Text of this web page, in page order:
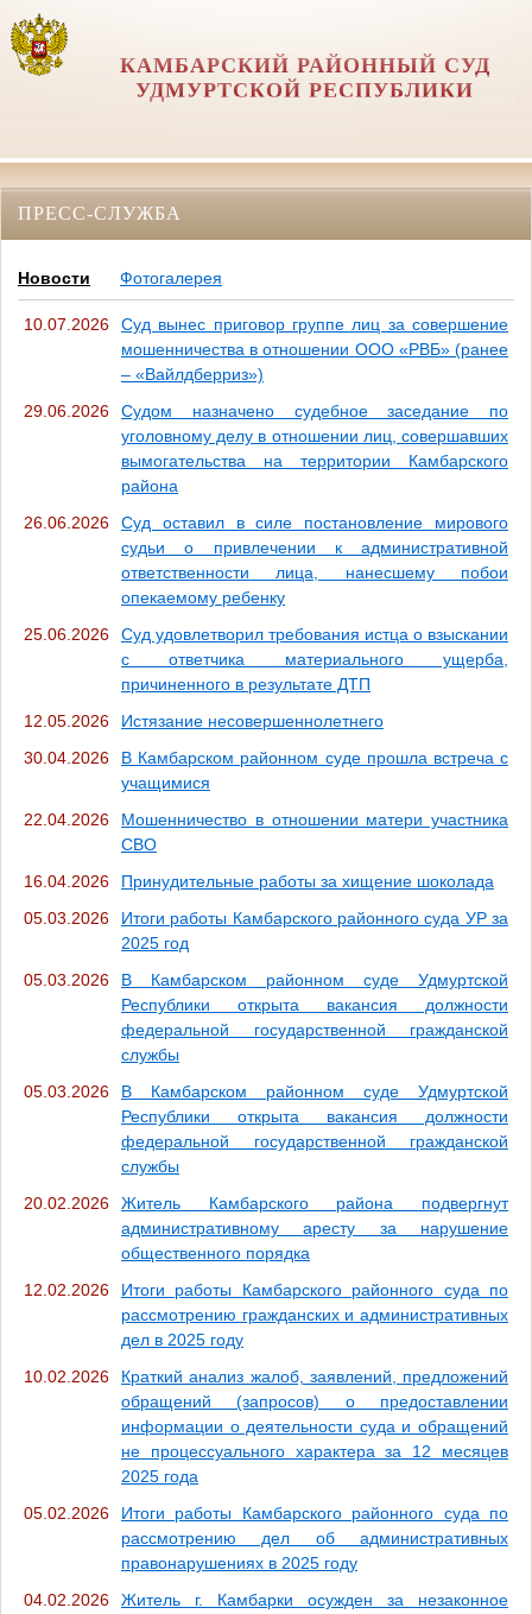
КАМБАРСКИЙ РАЙОННЫЙ СУД
УДМУРТСКОЙ РЕСПУБЛИКИ
ПРЕСС-СЛУЖБА
Новости Фотогалерея
10.07.2026
Суд вынес приговор группе лиц за совершение
мошенничества в отношении ООО «РВБ» (ранее
– «Вайлдберриз»)
29.06.2026
Судом назначено судебное заседание по
уголовному делу в отношении лиц, совершавших
вымогательства на территории Камбарского
района
26.06.2026
Суд оставил в силе постановление мирового
судьи о привлечении к административной
ответственности лица, нанесшему побои
опекаемому ребенку
25.06.2026
Суд удовлетворил требования истца о взыскании
с ответчика материального ущерба,
причиненного в результате ДТП
12.05.2026
Истязание несовершеннолетнего
30.04.2026
В Камбарском районном суде прошла встреча с
учащимися
22.04.2026
Мошенничество в отношении матери участника
СВО
16.04.2026
Принудительные работы за хищение шоколада
05.03.2026
Итоги работы Камбарского районного суда УР за
2025 год
05.03.2026
В Камбарском районном суде Удмуртской
Республики открыта вакансия должности
федеральной государственной гражданской
службы
05.03.2026
В Камбарском районном суде Удмуртской
Республики открыта вакансия должности
федеральной государственной гражданской
службы
20.02.2026
Житель Камбарского района подвергнут
административному аресту за нарушение
общественного порядка
12.02.2026
Итоги работы Камбарского районного суда по
рассмотрению гражданских и административных
дел в 2025 году
10.02.2026
Краткий анализ жалоб, заявлений, предложений
обращений (запросов) о предоставлении
информации о деятельности суда и обращений
не процессуального характера за 12 месяцев
2025 года
05.02.2026
Итоги работы Камбарского районного суда по
рассмотрению дел об административных
правонарушениях в 2025 году
04.02.2026
Житель г. Камбарки осужден за незаконное